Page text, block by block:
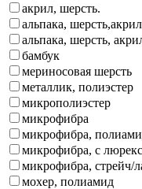
акрил, шерсть.
альпака, шерсть,акрил
альпака, шерсть,
бамбук
мериносовая шерсть
металлик, полиэстер
микрополиэстер
микрофибра
микрофибра,
микрофибра, с
микрофибра, стрейч/
мохер, полиамид